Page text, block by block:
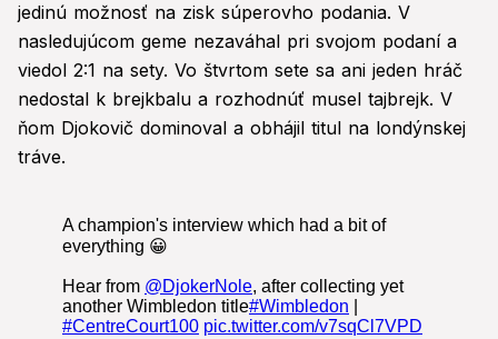
jedinú možnosť na zisk súperovho podania. V
nasledujúcom geme nezaváhal pri svojom podaní a
viedol 2:1 na sety. Vo štvrtom sete sa ani jeden hráč
nedostal k brejkbalu a rozhodnúť musel tajbrejk. V
ňom Djokovič dominoval a obhájil titul na londýnskej
tráve.